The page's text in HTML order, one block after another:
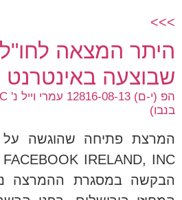
>>>
היתר המצאה
שבוצעה באינטרנט
בנבו)
המרצת פתיחה שהוגשה על
הבקשה במסגרת ההמרצה